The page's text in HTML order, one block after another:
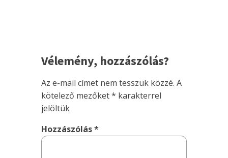
Vélemény, hozzászólás?
Az e-mail címet nem tesszük közzé. A
kötelező mezőket* karakterrel
jelöltük
Hozzászólás*